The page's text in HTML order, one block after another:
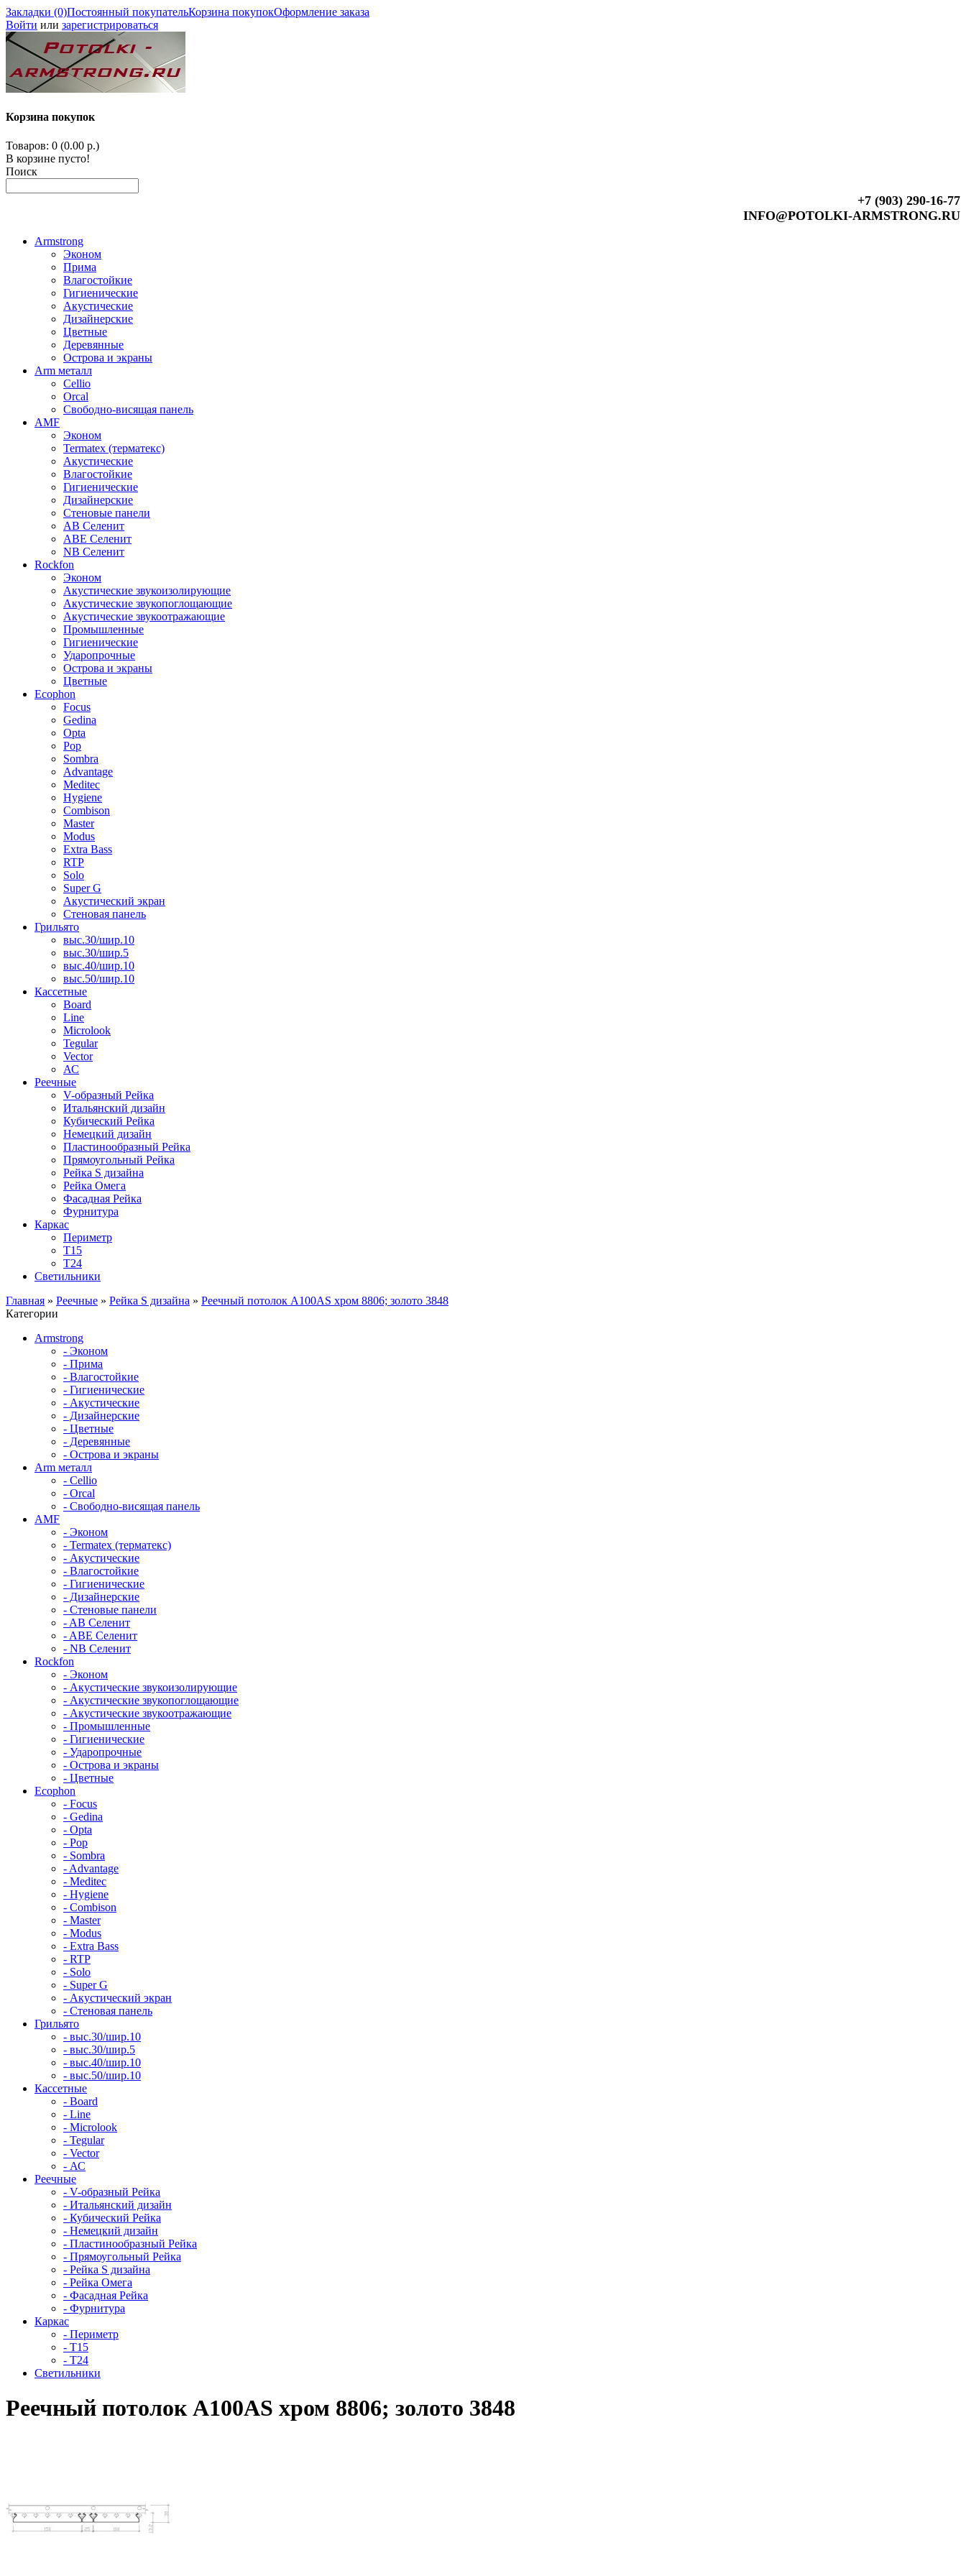
Закладки (0)Постоянный покупательКорзина покупокОформление заказа
Войти или зарегистрироваться
Корзина покупок
Товаров: 0 (0.00 р.)
В корзине пусто!
Поиск
+7 (903) 290-16-77
INFO@POTOLKI-ARMSTRONG.RU
Armstrong
Эконом
Прима
Влагостойкие
Гигиенические
Акустические
Дизайнерские
Цветные
Деревянные
Острова и экраны
Arm металл
Cellio
Orcal
Свободно-висящая панель
AMF
Эконом
Termatex (терматекс)
Акустические
Влагостойкие
Гигиенические
Дизайнерские
Стеновые панели
AB Селенит
ABE Селенит
NB Селенит
Rockfon
Эконом
Акустические звукоизолирующие
Акустические звукопоглощающие
Акустические звукоотражающие
Промышленные
Гигиенические
Ударопрочные
Острова и экраны
Цветные
Ecophon
Focus
Gedina
Opta
Pop
Sombra
Advantage
Meditec
Hygiene
Combison
Master
Modus
Extra Bass
RTP
Solo
Super G
Акустический экран
Стеновая панель
Грильято
выс.30/шир.10
выс.30/шир.5
выс.40/шир.10
выс.50/шир.10
Кассетные
Board
Line
Microlook
Tegular
Vector
АС
Реечные
V-образный Рейка
Итальянский дизайн
Кубический Рейка
Немецкий дизайн
Пластинообразный Рейка
Прямоугольный Рейка
Рейка S дизайна
Рейка Омега
Фасадная Рейка
Фурнитура
Каркас
Периметр
Т15
Т24
Светильники
Главная » Реечные » Рейка S дизайна » Реечный потолок A100AS хром 8806; золото 3848
Категории
Armstrong
- Эконом
- Прима
- Влагостойкие
- Гигиенические
- Акустические
- Дизайнерские
- Цветные
- Деревянные
- Острова и экраны
Arm металл
- Cellio
- Orcal
- Свободно-висящая панель
AMF
- Эконом
- Termatex (терматекс)
- Акустические
- Влагостойкие
- Гигиенические
- Дизайнерские
- Стеновые панели
- AB Селенит
- ABE Селенит
- NB Селенит
Rockfon
- Эконом
- Акустические звукоизолирующие
- Акустические звукопоглощающие
- Акустические звукоотражающие
- Промышленные
- Гигиенические
- Ударопрочные
- Острова и экраны
- Цветные
Ecophon
- Focus
- Gedina
- Opta
- Pop
- Sombra
- Advantage
- Meditec
- Hygiene
- Combison
- Master
- Modus
- Extra Bass
- RTP
- Solo
- Super G
- Акустический экран
- Стеновая панель
Грильято
- выс.30/шир.10
- выс.30/шир.5
- выс.40/шир.10
- выс.50/шир.10
Кассетные
- Board
- Line
- Microlook
- Tegular
- Vector
- АС
Реечные
- V-образный Рейка
- Итальянский дизайн
- Кубический Рейка
- Немецкий дизайн
- Пластинообразный Рейка
- Прямоугольный Рейка
- Рейка S дизайна
- Рейка Омега
- Фасадная Рейка
- Фурнитура
Каркас
- Периметр
- Т15
- Т24
Светильники
Реечный потолок A100AS хром 8806; золото 3848